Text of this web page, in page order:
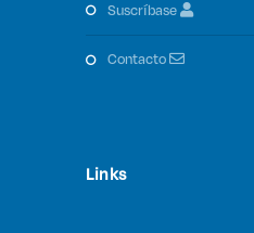
suscríbase
contacto
Links